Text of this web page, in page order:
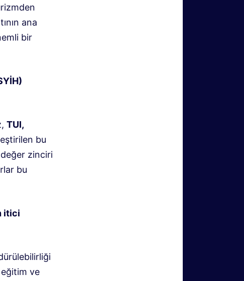
ana
bir
TUI,
bu
zinciri
bu
itici
ve